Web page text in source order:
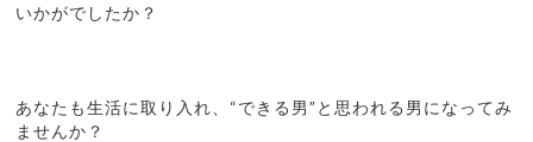
いかがでしたか？
あなたも生活に取り入れ、“できる男”と思われる男になってみ
ませんか？